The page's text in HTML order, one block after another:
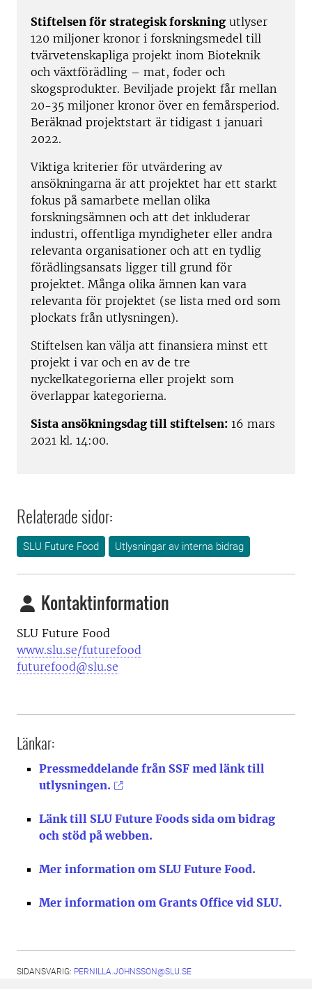
Stiftelsen för strategisk forskning utlyser
120 miljoner kronor i forskningsmedel till
tvärvetenskapliga projekt inom Bioteknik
och växtförädling – mat, foder och
skogsprodukter. Beviljade projekt får mellan
20-35 miljoner kronor över en femårsperiod.
Beräknad projektstart är tidigast 1 januari
2022.
Viktiga kriterier för utvärdering av
ansökningarna är att projektet har ett starkt
fokus på samarbete mellan olika
forskningsämnen och att det inkluderar
industri, offentliga myndigheter eller andra
relevanta organisationer och att en tydlig
förädlingsansats ligger till grund för
projektet. Många olika ämnen kan vara
relevanta för projektet (se lista med ord som
plockats från utlysningen).
Stiftelsen kan välja att finansiera minst ett
projekt i var och en av de tre
nyckelkategorierna eller projekt som
överlappar kategorierna.
Sista ansökningsdag till stiftelsen: 16 mars
2021 kl. 14:00.
Relaterade sidor:
SLU Future Food Utlysningar av interna bidrag
Kontaktinformation
SLU Future Food
www.slu.se/futurefood
futurefood@slu.se
Länkar:
Pressmeddelande från SSF med länk till
utlysningen.
Länk till SLU Future Foods sida om bidrag
och stöd på webben.
Mer information om SLU Future Food.
Mer information om Grants Office vid SLU.
SIDANSVARIG: PERNILLA.JOHNSSON@SLU.SE